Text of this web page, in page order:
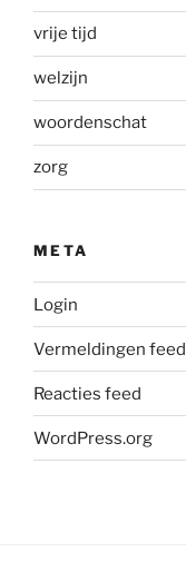
vrije tijd
welzijn
woordenschat
zorg
META
Login
Vermeldingen feed
Reacties feed
WordPress.org